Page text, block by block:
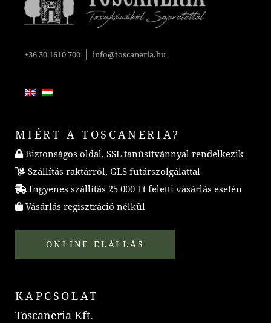
+36 30 1610 700 |info@toscaneria.hu
MIÉRT A TOSCANERIA?
Biztonságos oldal, SSL tanúsítvánnyal rendelkezik
Szállítás raktárról, GLS futárszolgálattal
Ingyenes szállítás 25 000 Ft feletti vásárlás esetén
Vásárlás regisztráció nélkül
ONLINE ELÁLLÁS
KAPCSOLAT
Toscaneria Kft.